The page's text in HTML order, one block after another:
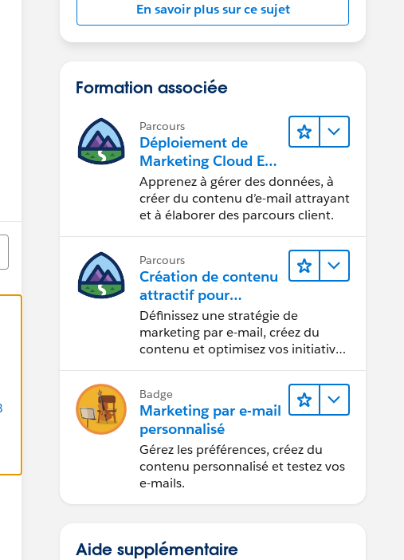
En savoir plus sur ce sujet
Formation associée
Parcours
Déploiement de
Marketing Cloud Eng
agement
Apprenez à gérer des données, à
créer du contenu d’e-mail attrayant
et à élaborer des parcours client.
Parcours
Création de contenu
attractif pour
atteindre vos
objectifs marketing
Définissez une stratégie de
marketing par e-mail, créez du
contenu et optimisez vos initiatives
Badge
Marketing par e-mail
personnalisé
Gérez les préférences, créez du
contenu personnalisé et testez vos
e-mails.
Aide supplémentaire